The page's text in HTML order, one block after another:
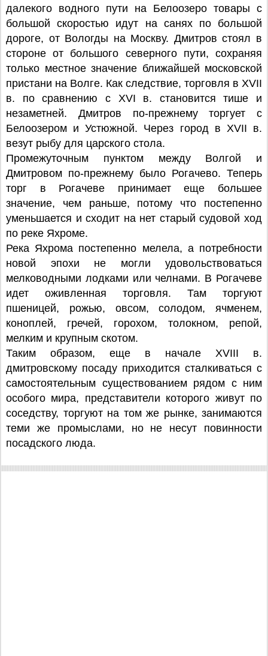
далекого водного пути на Белоозеро товары с
большой скоростью идут на санях по большой
дороге, от Вологды на Москву. Дмитров стоял в
стороне от большого северного пути, сохраняя
только местное значение ближайшей московской
пристани на Волге. Как следствие, торговля в XVII
в. по сравнению с XVI в. становится тише и
незаметней. Дмитров по-прежнему торгует с
Белоозером и Устюжной. Через город в XVII в.
везут рыбу для царского стола.
Промежуточным пунктом между Волгой и
Дмитровом по-прежнему было Рогачево. Теперь
торг в Рогачеве принимает еще большее
значение, чем раньше, потому что постепенно
уменьшается и сходит на нет старый судовой ход
по реке Яхроме.
Река Яхрома постепенно мелела, а потребности
новой эпохи не могли удовольствоваться
мелководными лодками или челнами. В Рогачеве
идет оживленная торговля. Там торгуют
пшеницей, рожью, овсом, солодом, ячменем,
коноплей, гречей, горохом, толокном, репой,
мелким и крупным скотом.
Таким образом, еще в начале XVIII в.
дмитровскому посаду приходится сталкиваться с
самостоятельным существованием рядом с ним
особого мира, представители которого живут по
соседству, торгуют на том же рынке, занимаются
теми же промыслами, но не несут повинности
посадского люда.